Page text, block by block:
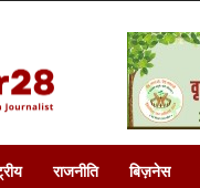
राजनीति बिज़नेस